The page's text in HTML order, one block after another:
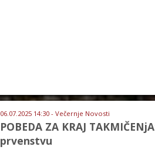
06.07.2025 14:30 - Večernje Novosti
POBEDA ZA KRAJ
prvenstvu